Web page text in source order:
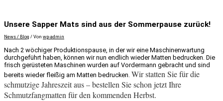
Unsere Sapper Mats sind aus der Sommerpause zurück!
News / Blog / Von wp-admin
Nach 2 wöchiger Produktionspause, in der wir eine Maschinenwartung
durchgeführt haben, können wir nun endlich wieder Matten bedrucken. Die
frisch gerüsteten Maschinen wurden auf Vordermann gebracht und sind
bereits wieder fleißig am Matten bedrucken. Wir statten Sie für die
schmutzige Jahreszeit aus – bestellen Sie schon jetzt Ihre
Schmutzfangmatten für den kommenden Herbst.